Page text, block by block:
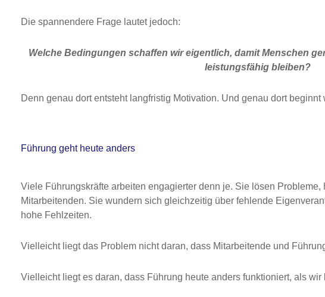
Die spannendere Frage lautet jedoch:
Welche Bedingungen schaffen wir eigentlich, damit Menschen
leistungsfähig bleiben?
Denn genau dort entsteht langfristig Motivation. Und genau dort beginnt
Führung geht heute anders
Viele Führungskräfte arbeiten engagierter denn je. Sie lösen
Mitarbeitenden. Sie wundern sich gleichzeitig über fehlende
hohe Fehlzeiten.
Vielleicht liegt das Problem nicht daran, dass Mitarbeitende und
Vielleicht liegt es daran, dass Führung heute anders funktioniert, als